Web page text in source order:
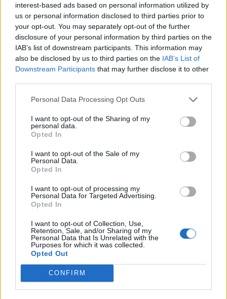
interest-based ads based on personal information utilized by
us or personal information disclosed to third parties prior to
your opt-out. You may separately opt-out of the further
disclosure of your personal information by third parties on the
IAB’s list of downstream participants. This information may
also be disclosed by us to third parties on the IAB’s List of
Downstream Participants that may further disclose it to other
Personal Data Processing Opt Outs
I want to opt-out of the Sharing of my
personal data.
Opted In
I want to opt-out of the Sale of my
Personal Data.
Opted In
I want to opt-out of processing my
Personal Data for Targeted Advertising.
Opted In
I want to opt-out of Collection, Use,
Retention, Sale, and/or Sharing of my
Personal Data that Is Unrelated with the
Purposes for which it was collected.
Opted Out
CONFIRM
НАЈЧИТАНИ ВО ПОСЛЕДНИ 7 ДЕНА
СЕ СПРЕМА МЕТЕОРОЛОШКИ
ХАОС ЗА ЗИМАТА 2026/2027
ИСТОРИСКО ОБЕДИНУВАЊЕ НА
НАЦИОНАЛЕН СОЈУЗ
УЛЦИЊ Е АЛБАНСКИ, ЌЕ ГО
ОСЛОБОДИМЕ- Скандалозна
објава на вицепремиерот на
БИДЕ ЗА НА ЛЕКАР, а потоа...
ОТКРИТИЕ по падот на Дунав,
кренаа дронови да снимаат
Северна Кореја и Русија градат
мистериозен мост
СЛУШАМ, САКААТ ДА СЕ СУДИ
ЗА ВОЕНИТЕ ЗЛОСТРОСТВА НА
УЧК...
ПРЕДУПРЕДЕНИ СЕ: „Бугарија